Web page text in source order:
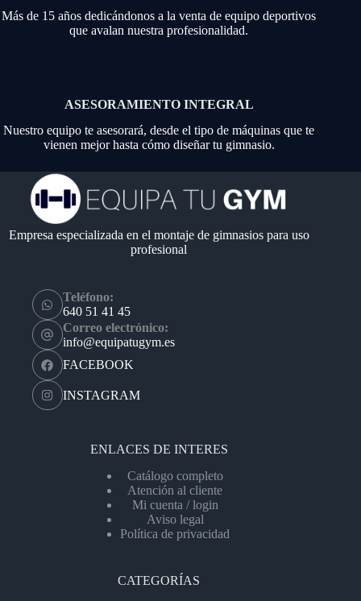
Más de 15 años dedicándonos a la venta de equipo deportivos
que avalan nuestra profesionalidad.
ASESORAMIENTO INTEGRAL
Nuestro equipo te asesorará, desde el tipo de máquinas que te
vienen mejor hasta cómo diseñar tu gimnasio.
Empresa especializada en el montaje de gimnasios para uso
profesional
Teléfono:
640 51 41 45
Correo electrónico:
info@equipatugym.es
FACEBOOK
INSTAGRAM
ENLACES DE INTERES
Catálogo completo
Atención al cliente
Mi cuenta / login
Aviso legal
Política de privacidad
CATEGORÍAS